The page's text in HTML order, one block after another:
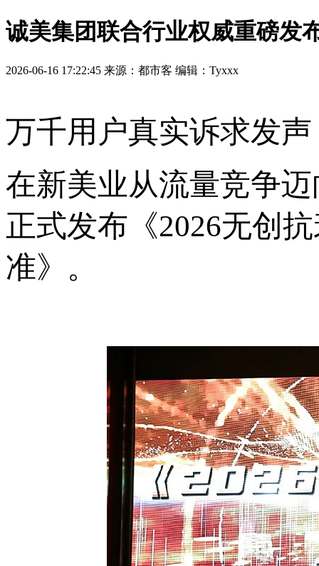
诚美集团联合行业权威重磅发
2026-06-16 17:22:45 来源：都市客 编辑：Tyxxx
万千用户真实诉求发
在新美业从流量竞争
正式发布《2026无创
准》。